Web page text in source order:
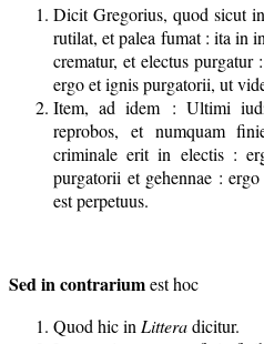
Dicit Gregorius, quod sicut
rutilat, et palea fumat : ita in
crematur, et electus purgatur
ergo et ignis purgatorii, ut
Item, ad idem : Ultimi
reprobos, et numquam
criminale erit in electis :
purgatorii et gehennae :
est perpetuus.
Sed in contrariumest hoc
Quod hic in Litteradicitur.